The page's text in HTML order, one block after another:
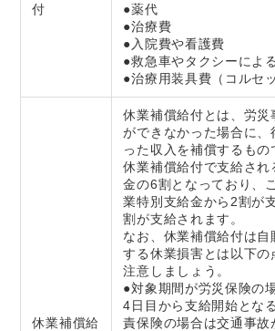
付
●薬代
●治療費
●入院費や看護費
●救急車やタクシーによ
●治療用装具費（コルセ
休業補償給
休業補償給付とは、労災
ができなかった場合に、
った収入を補償するもの
休業補償給付で支給され
金の6割となっており、
業特別支給金から2割が
割が支給されます。
なお、休業補償給付は自
する休業損害とは以下の
注意しましょう。
●対象期間が労災保険の
4日目から支給開始とな
責保険の場合は交通事故